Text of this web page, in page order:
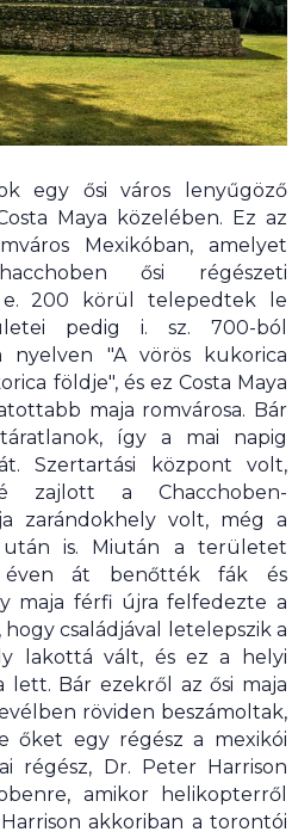
egy ősi város lenyűgöző
Maya közelében. Ez az
Mexikóban, amelyet
ősi régészeti
e. 200 körül telepedtek le
pedig i. sz. 700-ból
nyelven "A vörös kukorica
földje", és ez Costa Maya
maja romvárosa. Bár
így a mai napig
Szertartási központ volt,
zajlott a Chacchoben-
zarándokhely volt, még a
után is. Miután a területet
éven át benőtték fák és
maja férfi újra felfedezte a
családjával letelepszik a
lakottá vált, és ez a helyi
lett. Bár ezekről az ősi maja
röviden beszámoltak,
őket egy régész a mexikói
régész, Dr. Peter Harrison
amikor helikopterről
akkoriban a torontói